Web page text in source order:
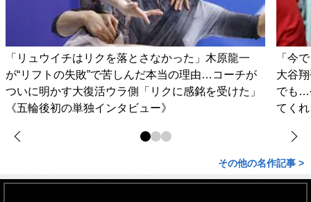
「リュウイチはリクを落とさなかった」木原龍一
が“リフトの失敗”で苦しんだ本当の理由…コーチが
ついに明かす大復活ウラ側「リクに感銘を受けた」
《五輪後初の単独インタビュー》
「今
大谷
でも…
てく
その他の名作記事 >